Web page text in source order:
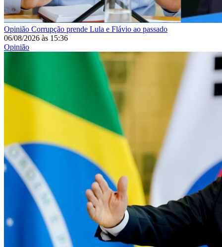
Opinião Corrupção prende Lula e Flávio ao passado
06/08/2026 às 15:36
Opinião